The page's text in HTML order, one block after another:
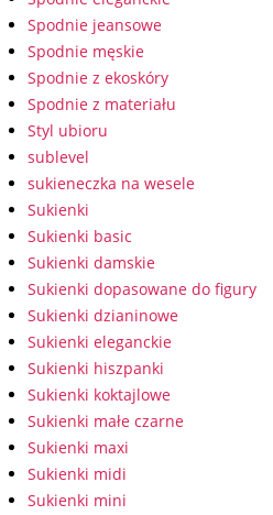
Spodnie jeansowe
Spodnie męskie
Spodnie z ekoskóry
Spodnie z materiału
Styl ubioru
sublevel
sukieneczka na wesele
Sukienki
Sukienki basic
Sukienki damskie
Sukienki dopasowane do figury
Sukienki dzianinowe
Sukienki eleganckie
Sukienki hiszpanki
Sukienki koktajlowe
Sukienki małe czarne
Sukienki maxi
Sukienki midi
Sukienki mini